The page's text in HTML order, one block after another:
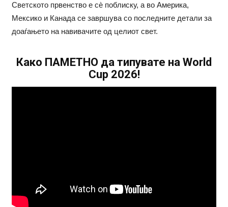
Светското првенство е сè поблиску, а во Америка,
Мексико и Канада се завршува со последните детали за
доаѓањето на навивачите од целиот свет.
Како ПАМЕТНО да типувате на World
Cup 2026!